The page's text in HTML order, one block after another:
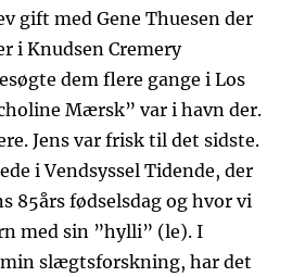
gift med Gene Thuesen der
i Knudsen Cremery
dem flere gange i Los
Mærsk” var i havn der.
Jens var frisk til det sidste.
i Vendsyssel Tidende, der
85års fødselsdag og hvor vi
med sin ”hylli” (le). I
slægtsforskning, har det